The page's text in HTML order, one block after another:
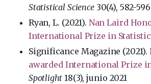
Statistical Science30(4), 582-596
Ryan, L. (2021). Nan Laird
International Prize in
Significance Magazine (2021).
awarded International Prize
Spotlight 18(3), junio 2021